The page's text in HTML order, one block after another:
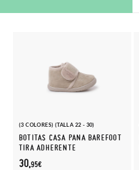
(3 COLORES) (TALLA 22 - 30)
BOTITAS CASA PANA BAREFOOT
TIRA ADHERENTE
30,95€